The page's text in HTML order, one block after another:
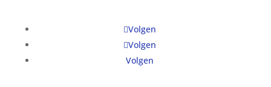
Volgen
Volgen
Volgen